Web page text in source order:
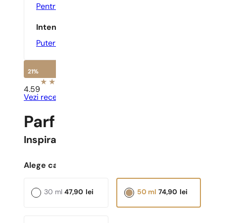
Pentru O Întâlnire
Intensitate
Puternic
21%
4.59
Vezi recenziile
Parfumuri Pariziene N° 333 -
Inspirat
Alege capacitatea:
47,90 lei
30 ml 74,90 lei
50 ml